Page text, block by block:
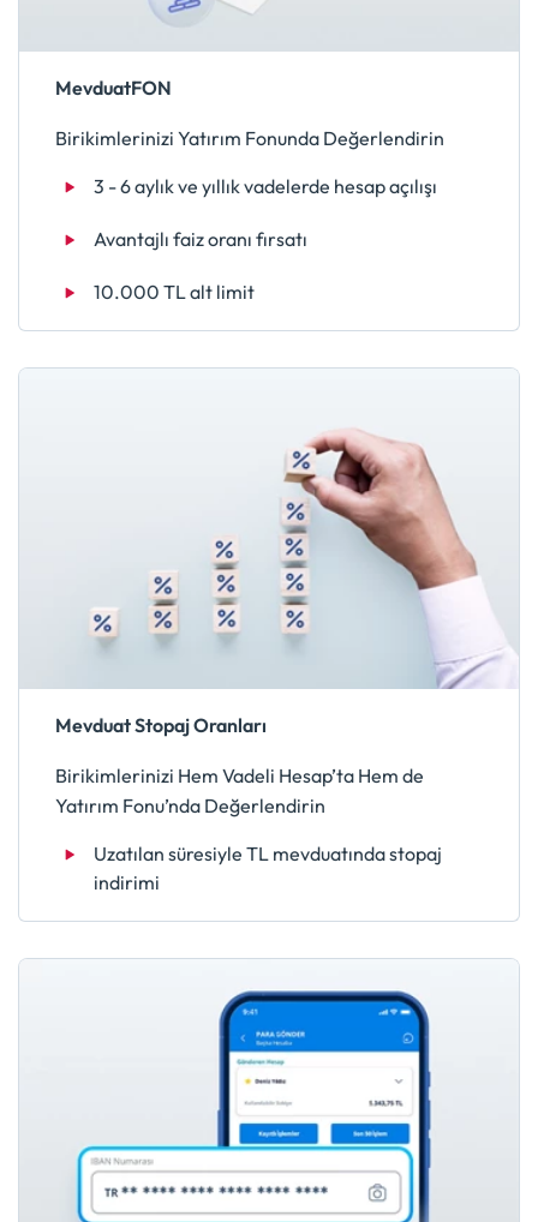
MevduatFON
Birikimlerinizi Yatırım Fonunda Değerlendirin
3 - 6 aylık ve yıllık vadelerde hesap açılışı
Avantajlı faiz oranı fırsatı
10.000 TL alt limit
Mevduat Stopaj Oranları
Birikimlerinizi Hem Vadeli Hesap’ta Hem de
Yatırım Fonu’nda Değerlendirin
Uzatılan süresiyle TL mevduatında stopaj
indirimi